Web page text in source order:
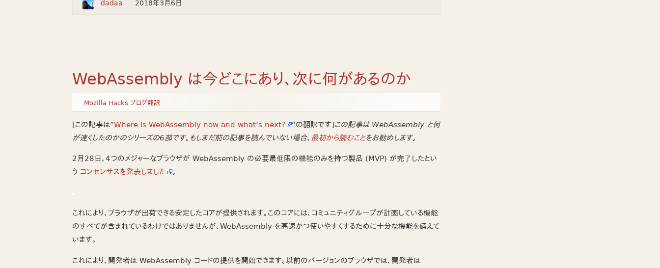
dadaa 2018年3月6日
WebAssembly は今どこにあり、次に何があるのか
Mozilla Hacks ブログ翻訳
[この記事は”Where is WebAssembly now and what’s next? “の翻訳です]この記事は WebAssembly と何
が速くしたのかのシリーズの6部です。もしまだ前の記事を読んでいない場合、 最初から読むことをお勧めします。
2月28日、4つのメジャーなブラウザが WebAssembly の必要最低限の機能のみを持つ製品 (MVP) が完了したとい
う コンセンサスを発表しました 。
これにより、ブラウザが出荷できる安定したコアが提供されます。このコアには、コミュニティグループが計画している機能
のすべてが含まれているわけではありませんが、WebAssembly を高速かつ使いやすくするために十分な機能を備えて
います。
これにより、開発者は WebAssembly コードの提供を開始できます。以前のバージョンのブラウザでは、開発者は